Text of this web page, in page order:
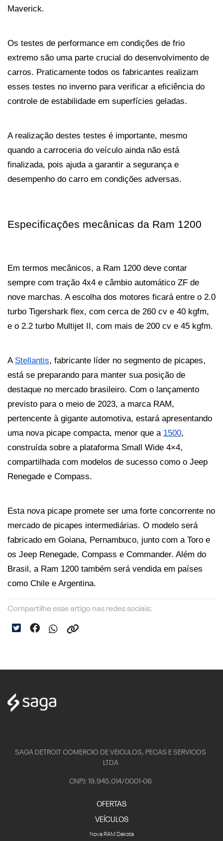
Maverick.
Os testes de performance em condições de frio
extremo são uma parte crucial do desenvolvimento de
carros. Praticamente todos os fabricantes realizam
esses testes no inverno para verificar a eficiência do
controle de estabilidade em superfícies geladas.
A realização destes testes é importante, mesmo
quando a carroceria do veículo ainda não está
finalizada, pois ajuda a garantir a segurança e
desempenho do carro em condições adversas.
Especificações mecânicas da Ram 1200
Em termos mecânicos, a Ram 1200 deve contar
sempre com tração 4x4 e câmbio automático ZF de
nove marchas. A escolha dos motores ficará entre o 2.0
turbo Tigershark flex, com cerca de 260 cv e 40 kgfm,
e o 2.2 turbo Multijet II, com mais de 200 cv e 45 kgfm.
A Stellantis, fabricante líder no segmento de picapes,
está se preparando para manter sua posição de
destaque no mercado brasileiro. Com o lançamento
previsto para o meio de 2023, a marca RAM,
pertencente à gigante automotiva, estará apresentando
uma nova picape compacta, menor que a 1500,
construída sobre a plataforma Small Wide 4×4,
compartilhada com modelos de sucesso como o Jeep
Renegade e Compass.
Esta nova picape promete ser uma forte concorrente no
mercado de picapes intermediárias. O modelo será
fabricado em Goiana, Pernambuco, junto com a Toro e
os Jeep Renegade, Compass e Commander. Além do
Brasil, a Ram 1200 também será vendida em países
como Chile e Argentina.
Compartilhe esse artigo nas redes sociais:
SAGA DETROIT COMERCIO DE VEICULOS, PECAS E SERVICOS
LTDA
CNPJ: 19.945.014/0001-06
OFERTAS
VEÍCULOS
Nova RAM Dakota